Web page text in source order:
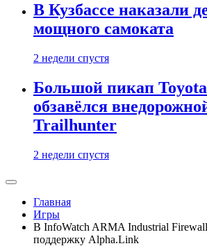
В Кузбассе наказали
мощного самоката
2 недели спустя
Большой пикап
обзавёлся
Trailhunter
2 недели спустя
Главная
Игры
В InfoWatch ARMA Industrial
поддержку Alpha.Link